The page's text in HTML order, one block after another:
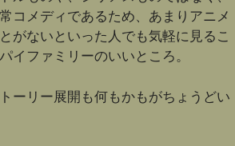
コメディであるため、あまりアニメ
がないといった人でも気軽に見るこ
イファミリーのいいところ。
ーリー展開も何もかもがちょうどい